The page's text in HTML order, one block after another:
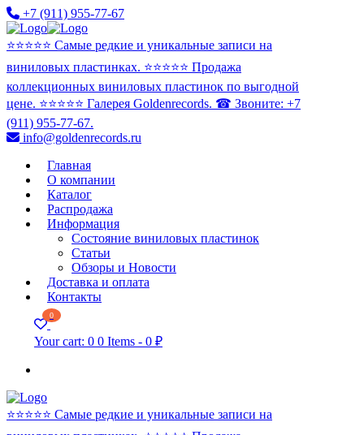
+7 (911) 955-77-67
⭐️⭐️⭐️⭐️⭐️ Самые редкие и уникальные записи на
виниловых пластинках. ⭐️⭐️⭐️⭐️⭐️ Продажа
коллекционных виниловых пластинок по выгодной
цене. ⭐️⭐️⭐️⭐️⭐️ Галерея Goldenrecords. ☎ Звоните: +7
(911) 955-77-67.
info@goldenrecords.ru
Главная
О компании
Каталог
Распродажа
Информация
Состояние виниловых пластинок
Статьи
Обзоры и Новости
Доставка и оплата
Контакты
0
Your cart: 0 0 Items - 0 ₽
⭐️⭐️⭐️⭐️⭐️ Самые редкие и уникальные записи на